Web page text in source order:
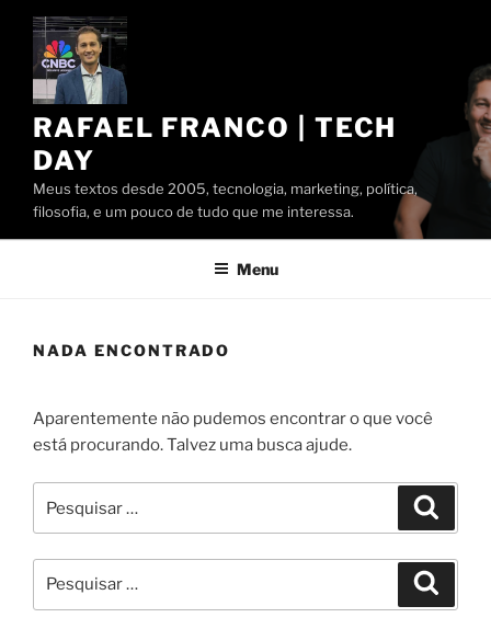
Pular
conteúdo
RAFAEL FRANCO | TECH
DAY
Meus textos desde 2005, tecnologia, marketing, política,
filosofia, e um pouco de tudo que me interessa.
Menu
NADA ENCONTRADO
Aparentemente não pudemos encontrar o que você
está procurando. Talvez uma busca ajude.
por:
por: